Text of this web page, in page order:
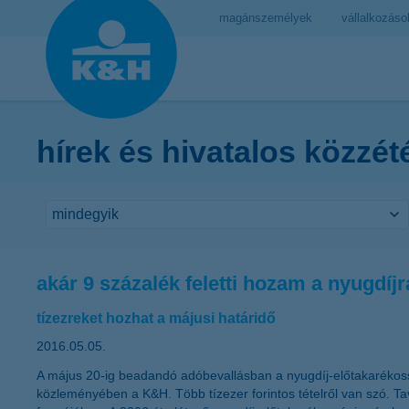
magánszemélyek
hírek és hivatalos
akár 9 százalék feletti hozam a
tízezreket hozhat a májusi határidő
2016.05.05.
A május 20-ig beadandó adóbevallásban a nyugdíj-
közleményében a K&H. Több tízezer forintos tételről van szó.